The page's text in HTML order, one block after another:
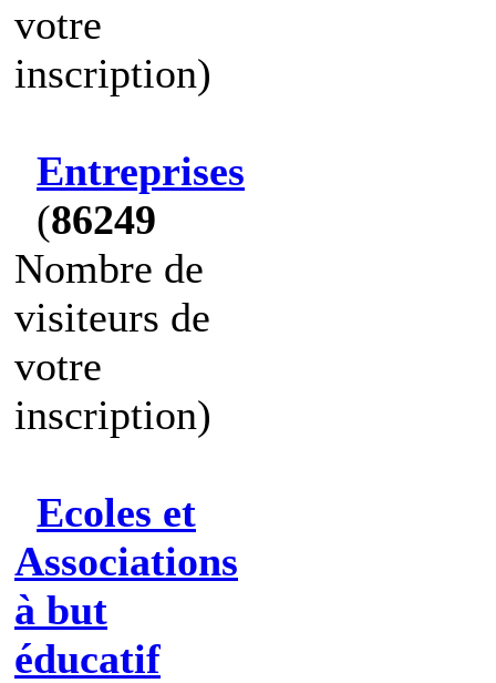
votre
inscription)
Entreprises
(86249
Nombre de
visiteurs de
votre
inscription)
Ecoles et
Associations
à but
éducatif